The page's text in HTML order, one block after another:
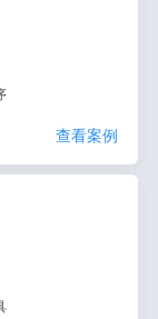
查看案例